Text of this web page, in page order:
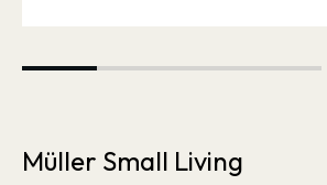
Müller Small Living